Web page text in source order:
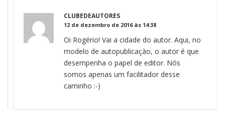
CLUBEDEAUTORES
12 de dezembro de 2016 às 14:38
Oi Rogério! Vai a cidade do autor. Aqui, no
modelo de autopublicaçào, o autor é que
desempenha o papel de editor. Nós
somos apenas um facilitador desse
caminho :-)